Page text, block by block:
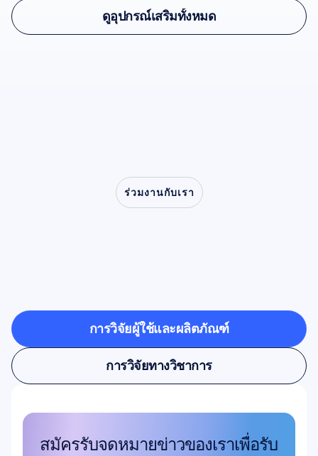
ดูอุปกรณ์เสริมทั้งหมด
ดูอุปกรณ์เสริมทั้งหมด
ร่วมงานกับเรา
ทดลอง
การวิจัยผู้ใช้และผลิตภัณฑ์
การวิจัยผู้ใช้และผลิตภัณฑ์
การวิจัยทางวิชาการ
การวิจัยทางวิชาการ
สมัครรับจดหมายข่าวของเราเพื่อรับ